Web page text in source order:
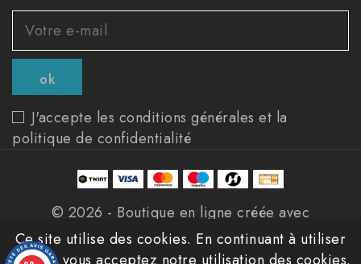
J'accepte les conditions générales et la
politique de confidentialité
Ce site utilise des cookies. En continuant à utiliser
© 2026 - Boutique en ligne créée avec
PrestaShop™